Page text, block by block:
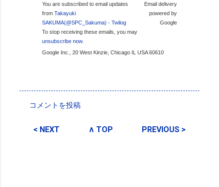
You are subscribed to email updates
from Takayuki
SAKUMA(@SPC_Sakuma) - Twilog
To stop receiving these emails, you may
unsubscribe now.
Email delivery
powered by
Google
Google Inc., 20 West Kinzie, Chicago IL USA 60610
メ
コメントを投稿
< NEXT ∧ TOP PREVIOUS >